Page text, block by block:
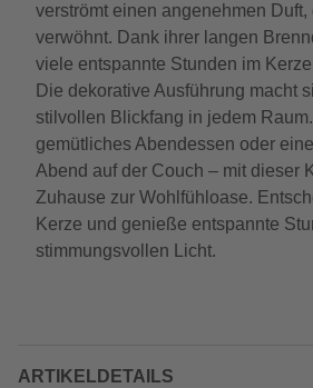
verströmt einen angenehmen
verwöhnt. Dank ihrer langen
viele entspannte Stunden im
Die dekorative Ausführung macht
stilvollen Blickfang in jedem
gemütliches Abendessen oder
Abend auf der Couch – mit dieser
Zuhause zur Wohlfühloase.
Kerze und genieße entspannte
stimmungsvollen Licht.
ARTIKELDETAILS